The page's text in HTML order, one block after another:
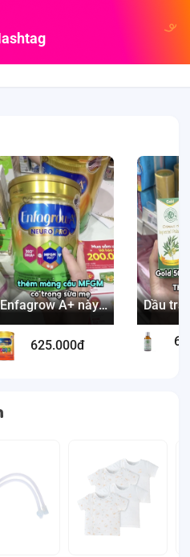
Enfagrow A+ này
feedback ổn dữ
lắm
625.000đ
Dầu